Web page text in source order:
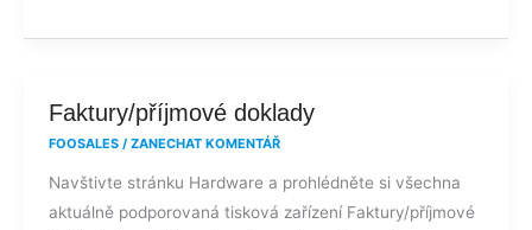
Faktury/příjmové doklady
FOOSALES / ZANECHAT KOMENTÁŘ
Navštivte stránku Hardware a prohlédněte si všechna
aktuálně podporovaná tisková zařízení Faktury/příjmové
Faktury/příjmové
doklady